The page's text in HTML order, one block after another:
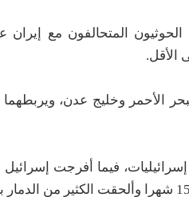
الأقل.
الأحمر وخليج عدن،